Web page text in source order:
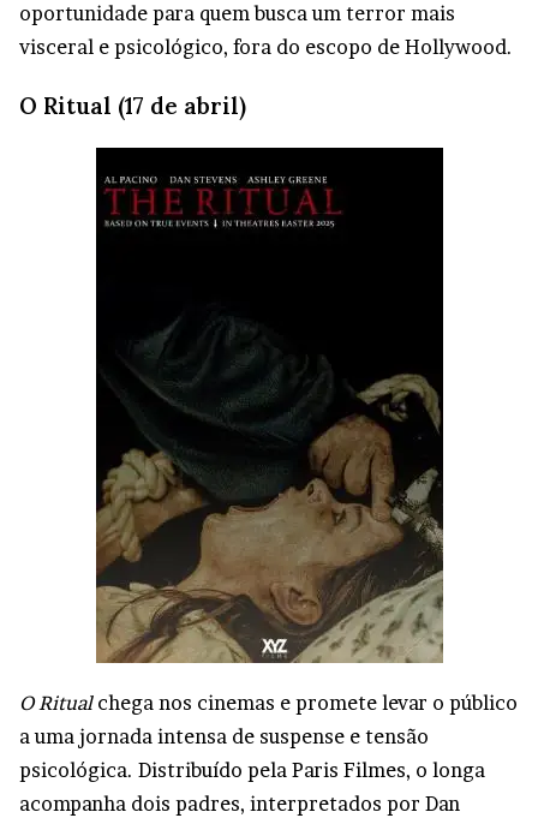
oportunidade para quem busca um terror mais
visceral e psicológico, fora do escopo de Hollywood.
O Ritual (17 de abril)
O Ritualchega nos cinemas e promete levar o público
a uma jornada intensa de suspense e tensão
psicológica. Distribuído pela Paris Filmes, o longa
acompanha dois padres, interpretados por Dan